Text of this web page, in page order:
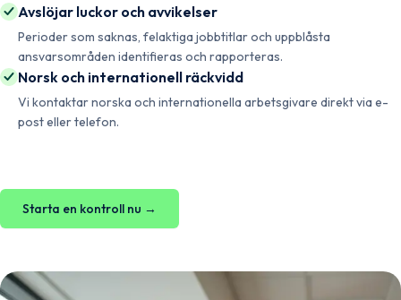
Avslöjar luckor och avvikelser
Perioder som saknas, felaktiga jobbtitlar och uppblåsta
ansvarsområden identifieras och rapporteras.
Norsk och internationell räckvidd
Vi kontaktar norska och internationella arbetsgivare direkt via e-
post eller telefon.
Starta en kontroll nu →